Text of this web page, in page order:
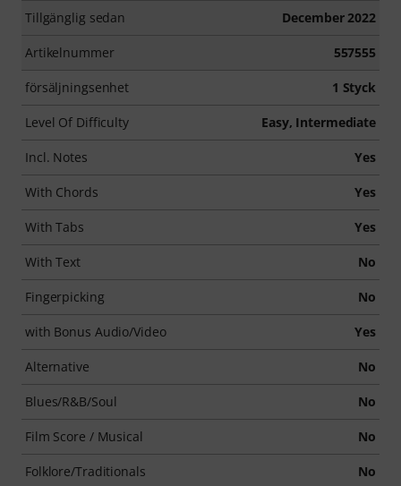
Tillgänglig sedan December 2022
Artikelnummer 557555
försäljningsenhet 1 Styck
Level Of Difficulty Easy, Intermediate
Incl. Notes Yes
With Chords Yes
With Tabs Yes
With Text No
Fingerpicking No
with Bonus Audio/Video Yes
Alternative No
Blues/R&B/Soul No
Film Score / Musical No
Folklore/Traditionals No